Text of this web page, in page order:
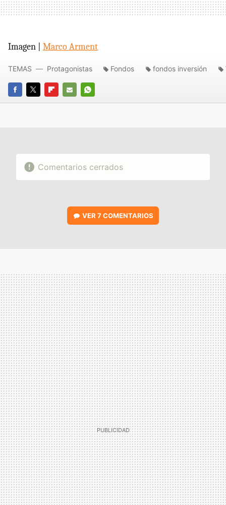
Imagen | Marco Arment
FACEBOOK
TWITTERFLIPBOARD
E-
WHATSAPP
TEMAS Protagonistas Fondos fondos inversión
Comentarios cerrados
VER7 COMENTARIOS